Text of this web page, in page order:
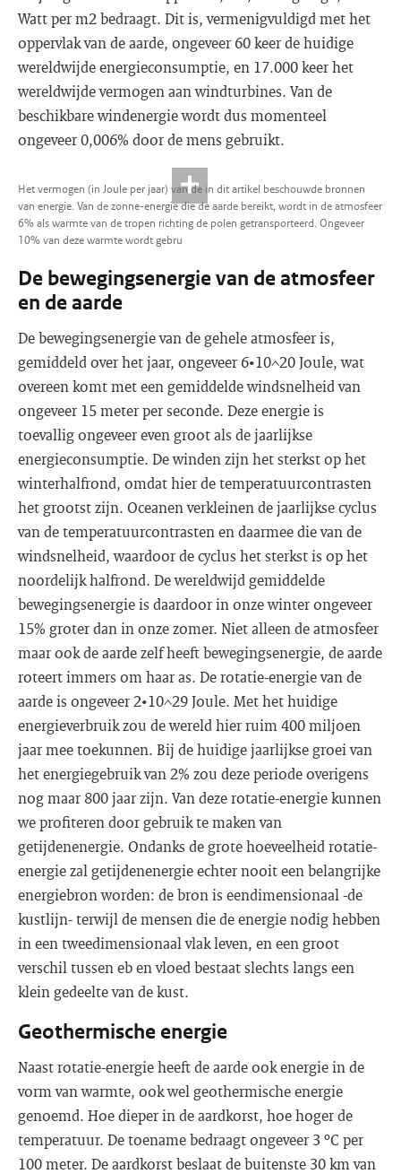
Watt per m2 bedraagt. Dit is, vermenigvuldigd met het
oppervlak van de aarde, ongeveer 60 keer de huidige
wereldwijde energieconsumptie, en 17.000 keer het
wereldwijde vermogen aan windturbines. Van de
beschikbare windenergie wordt dus momenteel
ongeveer 0,006% door de mens gebruikt.
Het vermogen (in Joule per jaar) van de in dit artikel beschouwde bronnen
van energie. Van de zonne-energie die de aarde bereikt, wordt in de atmosfeer
6% als warmte van de tropen richting de polen getransporteerd. Ongeveer
10% van deze warmte wordt gebru
De bewegingsenergie van de atmosfeer
en de aarde
De bewegingsenergie van de gehele atmosfeer is,
gemiddeld over het jaar, ongeveer 6•10^20 Joule, wat
overeen komt met een gemiddelde windsnelheid van
ongeveer 15 meter per seconde. Deze energie is
toevallig ongeveer even groot als de jaarlijkse
energieconsumptie. De winden zijn het sterkst op het
winterhalfrond, omdat hier de temperatuurcontrasten
het grootst zijn. Oceanen verkleinen de jaarlijkse cyclus
van de temperatuurcontrasten en daarmee die van de
windsnelheid, waardoor de cyclus het sterkst is op het
noordelijk halfrond. De wereldwijd gemiddelde
bewegingsenergie is daardoor in onze winter ongeveer
15% groter dan in onze zomer. Niet alleen de atmosfeer
maar ook de aarde zelf heeft bewegingsenergie, de aarde
roteert immers om haar as. De rotatie-energie van de
aarde is ongeveer 2•10^29 Joule. Met het huidige
energieverbruik zou de wereld hier ruim 400 miljoen
jaar mee toekunnen. Bij de huidige jaarlijkse groei van
het energiegebruik van 2% zou deze periode overigens
nog maar 800 jaar zijn. Van deze rotatie-energie kunnen
we profiteren door gebruik te maken van
getijdenenergie. Ondanks de grote hoeveelheid rotatie-
energie zal getijdenenergie echter nooit een belangrijke
energiebron worden: de bron is eendimensionaal -de
kustlijn- terwijl de mensen die de energie nodig hebben
in een tweedimensionaal vlak leven, en een groot
verschil tussen eb en vloed bestaat slechts langs een
klein gedeelte van de kust.
Geothermische energie
Naast rotatie-energie heeft de aarde ook energie in de
vorm van warmte, ook wel geothermische energie
genoemd. Hoe dieper in de aardkorst, hoe hoger de
temperatuur. De toename bedraagt ongeveer 3 ºC per
100 meter. De aardkorst beslaat de buitenste 30 km van